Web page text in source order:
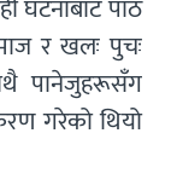
घटनाबाट पाठ
र खलः पुचः
पानेजुहरूसँग
गरेको थियो